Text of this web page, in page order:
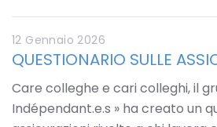
12 Gennaio 2026
QUESTIONARIO SULLE
Care colleghe e cari colleghi, il
Indépendant.e.s » ha creato un